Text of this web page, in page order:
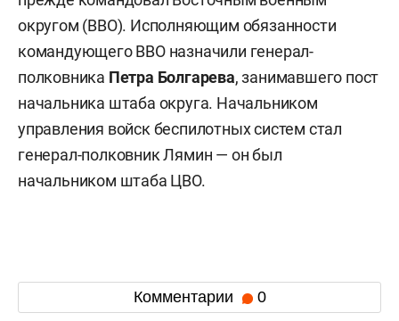
округом (ВВО). Исполняющим обязанности
командующего ВВО назначили генерал-
полковника Петра Болгарева, занимавшего пост
начальника штаба округа. Начальником
управления войск беспилотных систем стал
генерал-полковник Лямин — он был
начальником штаба ЦВО.
Комментарии 0